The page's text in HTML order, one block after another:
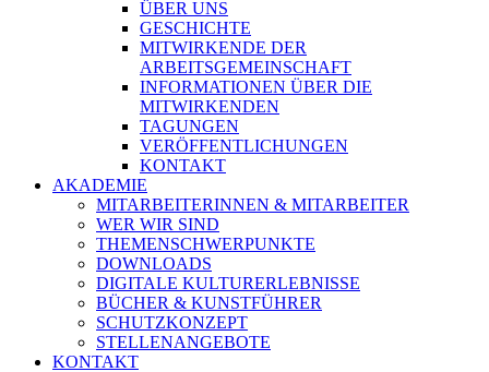
ÜBER UNS
GESCHICHTE
MITWIRKENDE DER
ARBEITSGEMEINSCHAFT
INFORMATIONEN ÜBER DIE
MITWIRKENDEN
TAGUNGEN
VERÖFFENTLICHUNGEN
KONTAKT
AKADEMIE
MITARBEITERINNEN & MITARBEITER
WER WIR SIND
THEMENSCHWERPUNKTE
DOWNLOADS
DIGITALE KULTURERLEBNISSE
BÜCHER & KUNSTFÜHRER
SCHUTZKONZEPT
STELLENANGEBOTE
KONTAKT